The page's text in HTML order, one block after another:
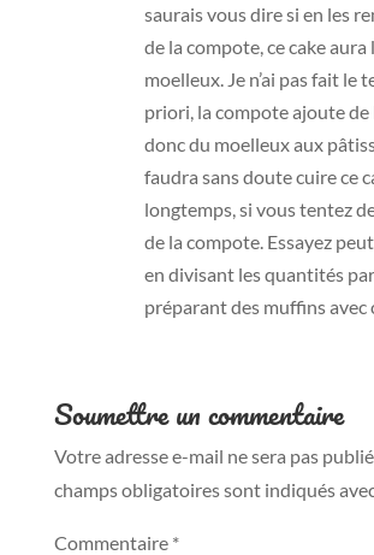
saurais vous dire si en les
de la compote, ce cake aura
moelleux. Je n’ai pas fait le
priori, la compote ajoute de
donc du moelleux aux
faudra sans doute cuire ce
longtemps, si vous tentez
de la compote. Essayez
en divisant les quantités
préparant des muffins avec
Soumettre un commentaire
Votre adresse e-mail ne sera pas
champs obligatoires sont indiqués
Commentaire *